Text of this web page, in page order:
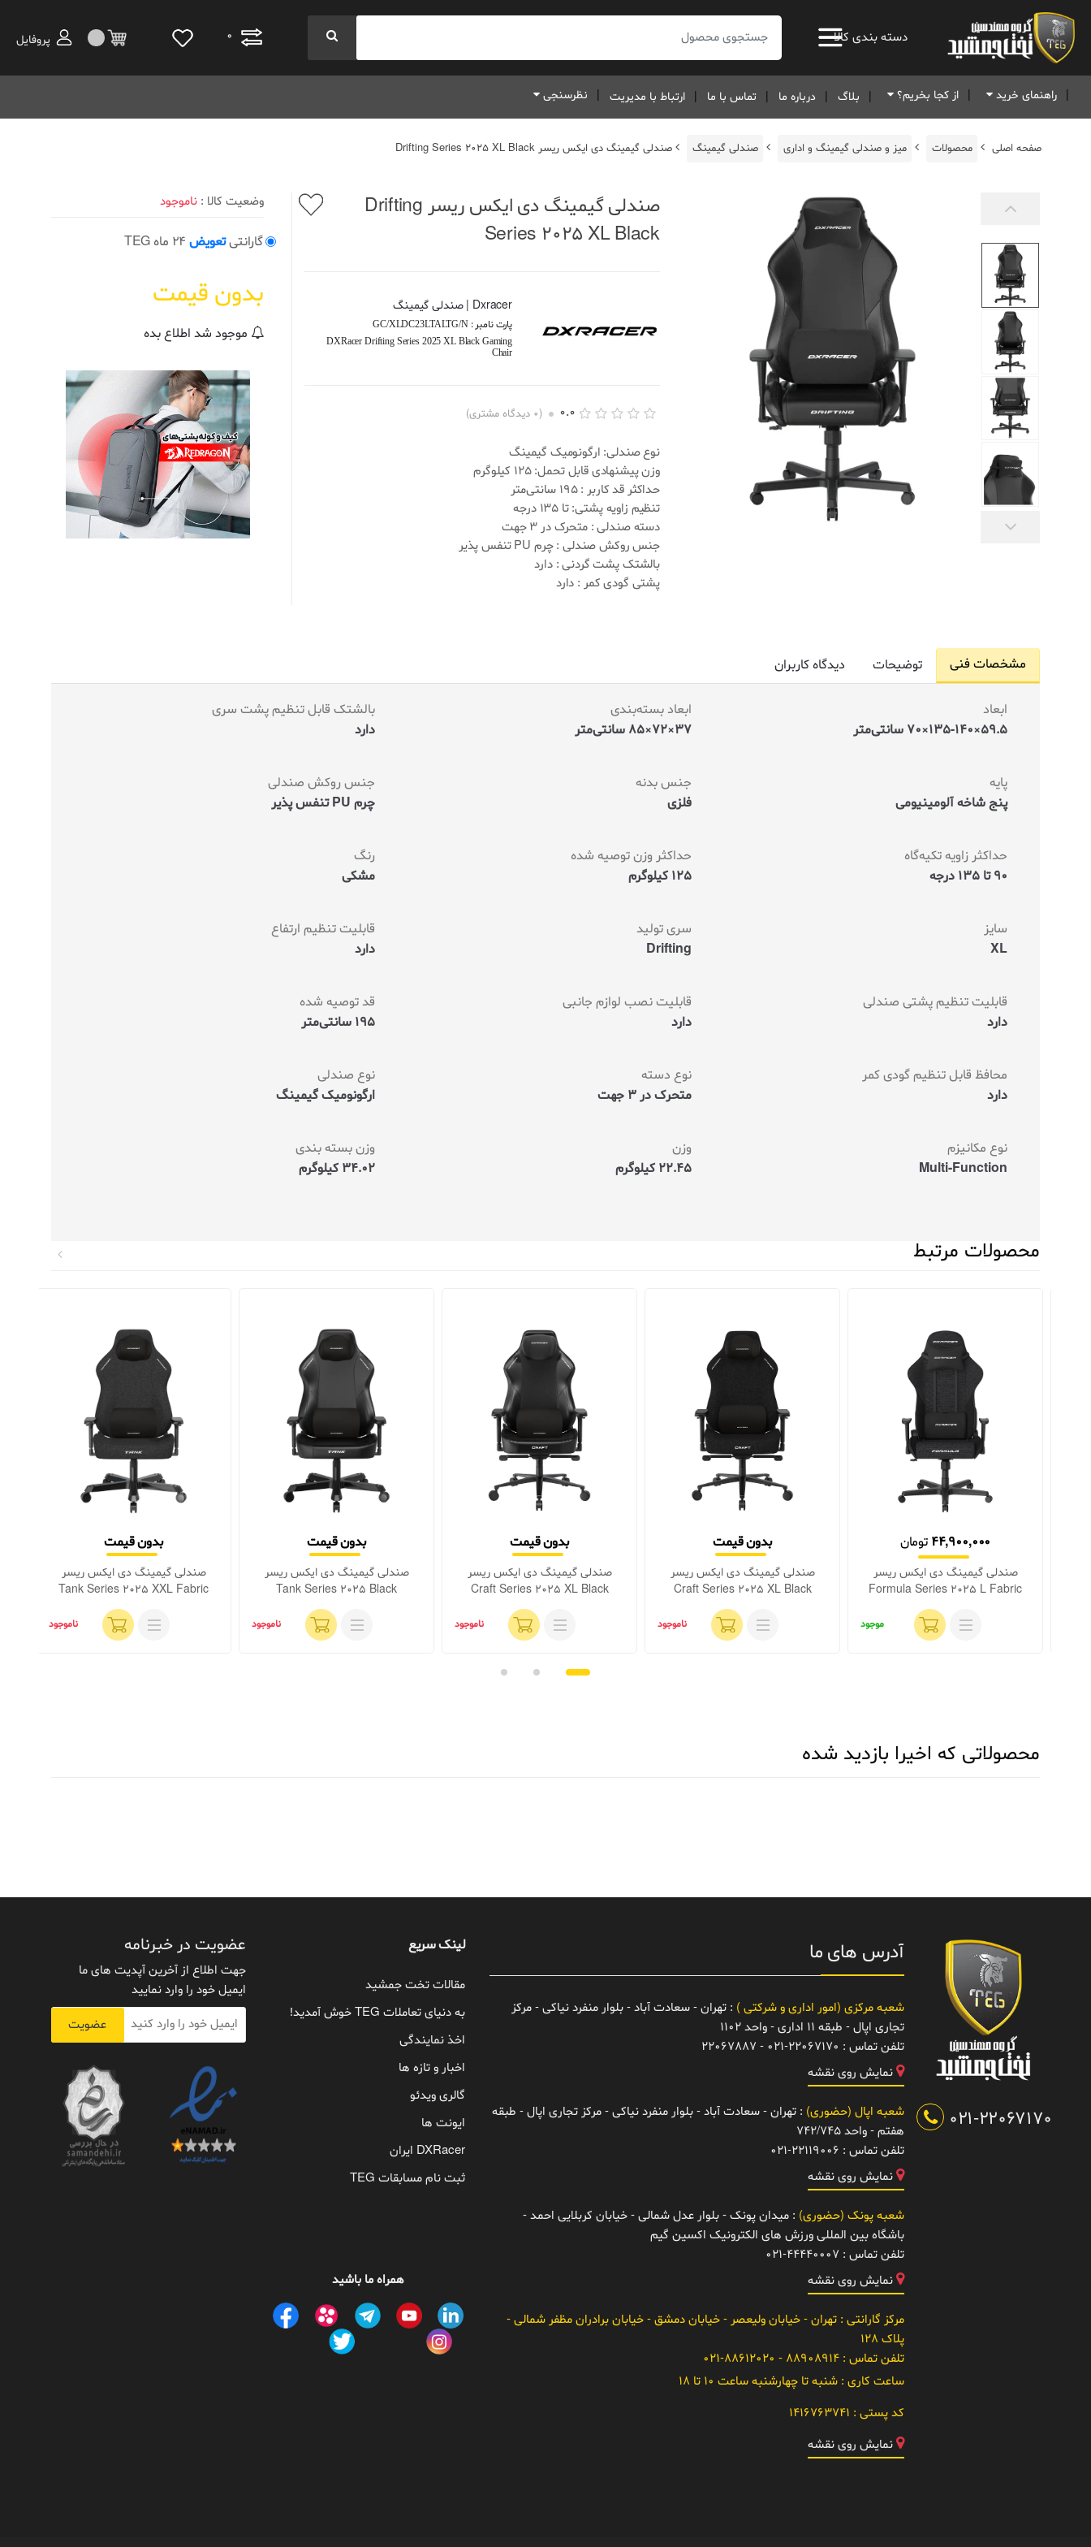
دسته بندی کالا
جستجو:
0 پروفایل
راهنمای خرید از کجا بخریم؟ بلاگ درباره ما تماس با ما ارتباط با مدیریت نظرسنجی
صفحه اصلی محصولات میز و صندلی گیمینگ و اداری صندلی گیمینگ صندلی گیمینگ دی ایکس ریسر Drifting Series 2025 XL Black
صندلی گیمینگ دی ایکس ریسر Drifting
Series 2025 XL Black
Dxracer | صندلی گیمینگ
پارت نامبر :GC/XLDC23LTALTG/N
DXRacer Drifting Series 2025 XL Black Gaming
Chair
م
ت
ی
ز
د
ه
0
.
0
0
س
م
ز
0.0
(
0 دیدگاه مشتری)
نوع صندلی: ارگونومیک گیمینگ
وزن پیشنهادی قابل تحمل: 125 کیلوگرم
حداکثر قد کاربر : 195 سانتی‌متر
تنظیم زاویه پشتی: تا 135 درجه
دسته صندلی : متحرک در 3 جهت
جنس روکش صندلی :چرم PU تنفس پذیر
بالشتک پشت گردنی : دارد
پشتی گودی کمر : دارد
وضعیت کالا : ناموجود
گارانتیتعویض24 ماه TEG
بدون قیمت
موجود شد اطلاع بده
مشخصات فنی توضیحات دیدگاه کاربران
ابعاد
59.5×135-140×70 سانتی‌متر
ابعاد بسته‌بندی
37×72×85 سانتی‌متر
بالشتک قابل تنظیم پشت سری
دارد
پایه
پنج شاخه آلومینیومی
جنس بدنه
فلزی
جنس روکش صندلی
چرم PU تنفس پذیر
حداکثر زاویه تکیه‌گاه
90 تا 135 درجه
حداکثر وزن توصیه شده
125 کیلوگرم
رنگ
مشکی
سایز
XL
سری تولید
Drifting
قابلیت تنظیم ارتفاع
دارد
قابلیت تنظیم پشتی صندلی
دارد
قابلیت نصب لوازم جانبی
دارد
قد توصیه شده
195 سانتی‌متر
محافظ قابل تنظیم گودی کمر
دارد
نوع دسته
متحرک در 3 جهت
نوع صندلی
ارگونومیک گیمینگ
نوع مکانیزم
Multi-Function
وزن
22.45 کیلوگرم
وزن بسته بندی
34.02 کیلوگرم
محصولات مرتبط
بدون قیمت
صندلی گیمینگ دی ایکس ریسر
Tank Series 2025 XXL Fabric
Black
ناموجود
بدون قیمت
صندلی گیمینگ دی ایکس ریسر
Tank Series 2025 Black
ناموجود
بدون قیمت
صندلی گیمینگ دی ایکس ریسر
Craft Series 2025 XL Black
ناموجود
بدون قیمت
صندلی گیمینگ دی ایکس ریسر
Craft Series 2025 XL Black
Fabric
ناموجود
44,900,000 تومان
صندلی گیمینگ دی ایکس ریسر
Formula Series 2025 L Fabric
Black
موجود
محصولاتی که اخیرا بازدید شده
021-22067170
آدرس های ما
شعبه مرکزی (امور اداری و شرکتی ) : تهران - سعادت آباد - بلوار منفرد نیاکی - مرکز
تجاری اپال - طبقه 11 اداری - واحد 1102
تلفن تماس : 021-22067170 - 22067887
نمایش روی نقشه
شعبه اپال (حضوری) : تهران - سعادت آباد - بلوار منفرد نیاکی - مرکز تجاری اپال - طبقه
هفتم - واحد 742/745
تلفن تماس : 021-22119006
نمایش روی نقشه
شعبه پونک (حضوری) : میدان پونک - بلوار عدل شمالی - خیابان کربلایی احمد -
باشگاه بین المللی ورزش های الکترونیک اکسین گیم
تلفن تماس : 021-44440007
نمایش روی نقشه
مرکز گارانتی : تهران - خیابان ولیعصر - خیابان دمشق - خیابان برادران مظفر شمالی -
پلاک 128
تلفن تماس :88908914 - 021-88612020
ساعت کاری :شنبه تا چهارشنبه ساعت 10 تا 18
کد پستی : 1416763741
نمایش روی نقشه
لینک سریع
مقالات تخت جمشید
به دنیای تعاملات TEG خوش آمدید!
اخذ نمایندگی
اخبار و تازه ها
گالری ویدئو
ایونت ها
DXRacer ایران
ثبت نام مسابقات TEG
همراه ما باشید
عضویت در خبرنامه
جهت اطلاع از آخرین آپدیت های ما
ایمیل خود را وارد نمایید
عضویت